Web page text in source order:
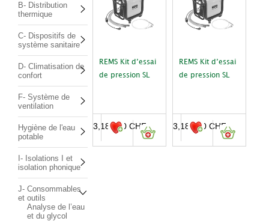
B- Distribution
thermique
C- Dispositifs de
système sanitaire
D- Climatisation de
confort
F- Système de
ventilation
Hygiène de l'eau
potable
I- Isolations I et
isolation phonique
J- Consommables
et outils
Analyse de l’eau
et du glycol
REMS Kit d’essai
de pression SL
3,185.00CHF
REMS Kit d’essai
de pression SL
3,185.00CHF